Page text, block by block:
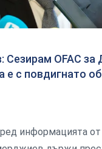
Сезирам OFAC
е с повдигнато
информацията